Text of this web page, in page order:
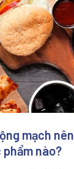
mạch
nào?